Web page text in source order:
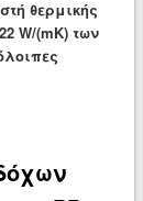
θερμικής
W/(mK) των
KΑΦΕ-